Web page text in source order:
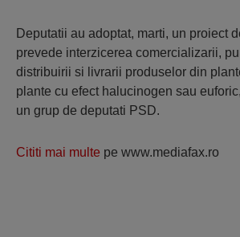
Deputatii au adoptat, marti, un proiect
prevede interzicerea comercializarii,
distribuirii si livrarii produselor din
plante cu efect halucinogen sau
un grup de deputati PSD.
Cititi mai multe pe www.mediafax.ro